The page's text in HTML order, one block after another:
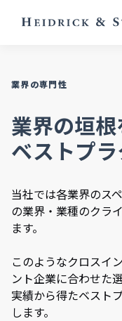
業界の専門性
業界の垣
ベストプ
当社では各業界のス
の業界・業種のクラ
ます。
このようなクロスイ
ント企業に合わせた
実績から得たベスト
します。